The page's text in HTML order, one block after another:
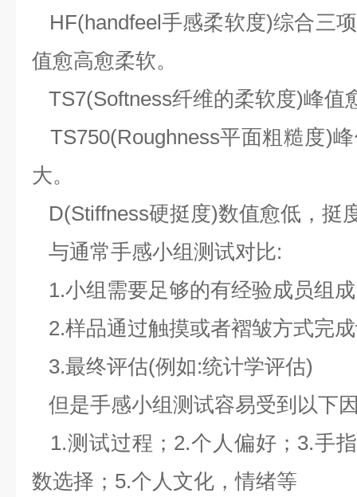
HF(handfeel手感柔软度)综合三
值愈高愈柔软。
TS7(Softness纤维的柔软度)峰值
TS750(Roughness平面粗糙度)
大。
D(Stiffness硬挺度)数值愈低，挺
与通常手感小组测试对比:
1.小组需要足够的有经验成员组成
2.样品通过触摸或者褶皱方式完
3.最终评估(例如:统计学评估)
但是手感小组测试容易受到以下
1.测试过程；2.个人偏好；3.手
数选择；5.个人文化，情绪等